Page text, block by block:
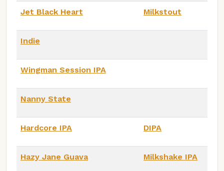
Jet Black Heart Milkstout
Indie
Wingman Session IPA
Nanny State
Hardcore IPA DIPA
Hazy Jane Guava Milkshake IPA